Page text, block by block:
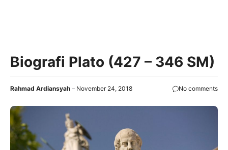
Biografi Plato (427 – 346 SM)
Rahmad Ardiansyah November 24, 2018 No comments